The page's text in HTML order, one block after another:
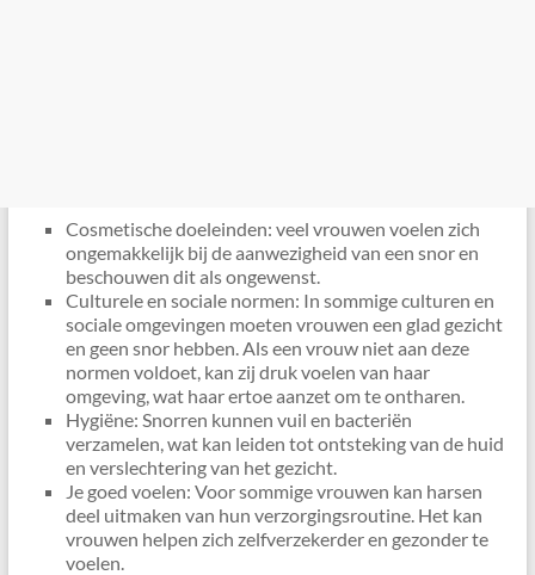
Cosmetische doeleinden: veel vrouwen voelen zich
ongemakkelijk bij de aanwezigheid van een snor en
beschouwen dit als ongewenst.
Culturele en sociale normen: In sommige culturen en
sociale omgevingen moeten vrouwen een glad gezicht
en geen snor hebben. Als een vrouw niet aan deze
normen voldoet, kan zij druk voelen van haar
omgeving, wat haar ertoe aanzet om te ontharen.
Hygiëne: Snorren kunnen vuil en bacteriën
verzamelen, wat kan leiden tot ontsteking van de huid
en verslechtering van het gezicht.
Je goed voelen: Voor sommige vrouwen kan harsen
deel uitmaken van hun verzorgingsroutine. Het kan
vrouwen helpen zich zelfverzekerder en gezonder te
voelen.